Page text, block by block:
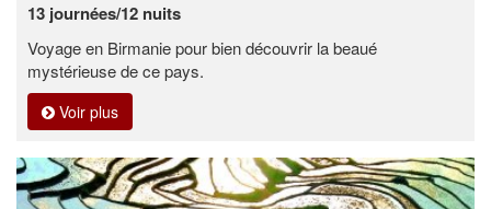
13 journées/12 nuits
Voyage en Birmanie pour bien découvrir la beaué
mystérieuse de ce pays.
Voir plus